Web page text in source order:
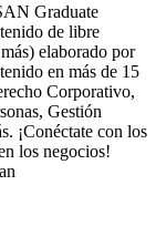
Graduate
de libre
elaborado por
en más de 15
Corporativo,
Gestión
¡Conéctate con los
los negocios!